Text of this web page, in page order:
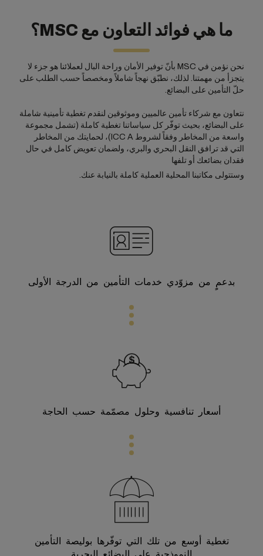
ما هي فوائد التعاون مع MSC؟
نحن نؤمن في MSC بأنّ توفير الأمان وراحة البال لعملائنا هو جزء لا
يتجزأ من مهمتنا. لذلك، نطبّق نهجاً شاملاً ومخصصاً حسب الطلب على
حلّ التأمين على البضائع.
نتعاون مع شركاء تأمين عالميين وموثوقين لنقدم تغطية تأمينية شاملة
على البضائع، بحيث توفّر كل سياساتنا تغطية كاملة (تشمل مجموعة
واسعة من المخاطر وفقاً لشروط ICC A)، لحمايتك من المخاطر
التي قد ترافق النقل البحري والبري، ولضمان تعويض كامل في حال
فقدان بضائعك أو تلفها
وستتولى مكاتبنا المحلية العملية كاملة بالنيابة عنك.
بدعمٍِ من مزوّدي خدمات التأمين من الدرجة الأولى
أسعار تنافسية وحلول مصمّمة حسب الحاجة
تغطية أوسع من تلك التي توفّرها بوليصة التأمين
النموذجية على البضائع البحرية